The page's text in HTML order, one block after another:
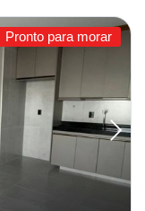
Pronto para morar